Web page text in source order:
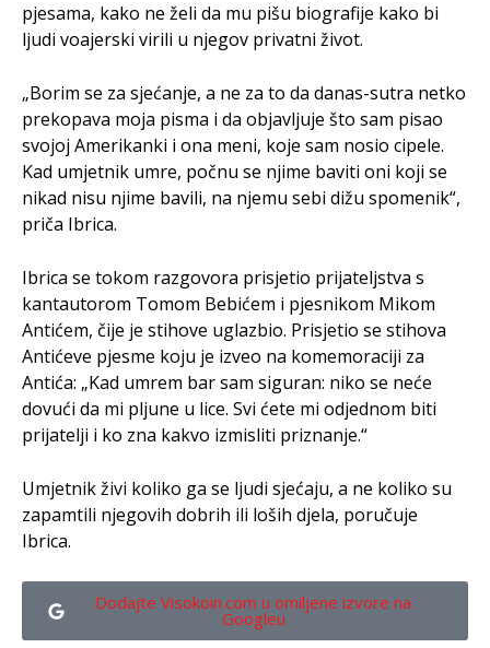
pjesama, kako ne želi da mu pišu biografije kako bi
ljudi voajerski virili u njegov privatni život.
„Borim se za sjećanje, a ne za to da danas-sutra netko
prekopava moja pisma i da objavljuje što sam pisao
svojoj Amerikanki i ona meni, koje sam nosio cipele.
Kad umjetnik umre, počnu se njime baviti oni koji se
nikad nisu njime bavili, na njemu sebi dižu spomenik“,
priča Ibrica.
Ibrica se tokom razgovora prisjetio prijateljstva s
kantautorom Tomom Bebićem i pjesnikom Mikom
Antićem, čije je stihove uglazbio. Prisjetio se stihova
Antićeve pjesme koju je izveo na komemoraciji za
Antića: „Kad umrem bar sam siguran: niko se neće
dovući da mi pljune u lice. Svi ćete mi odjednom biti
prijatelji i ko zna kakvo izmisliti priznanje.“
Umjetnik živi koliko ga se ljudi sjećaju, a ne koliko su
zapamtili njegovih dobrih ili loših djela, poručuje
Ibrica.
Dodajte Visokoin.com u omiljene izvore na
Googleu